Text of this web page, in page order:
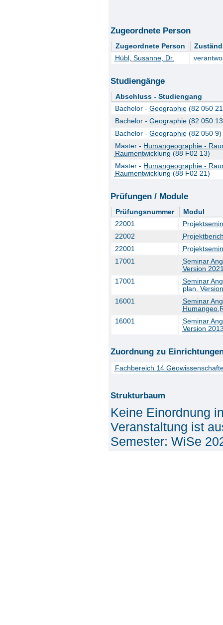
Zugeordnete Person
Zugeordnete Person
Hübl, Susanne, Dr.
Studiengänge
Abschluss - Studiengang
Bachelor - Geographie(82 050
Bachelor - Geographie(82 050
Bachelor - Geographie(82 050 9)
Master - Humangeographie -
Raumentwicklung (88 F02 13)
Master - Humangeographie -
Raumentwicklung (88 F02 21)
Prüfungen / Module
Prüfungsnummer
Modul
22001
22002
22001
17001
Seminar
Version
17001
Seminar
plan.
16001
Seminar
16001
Seminar
Version
Zuordnung zu
Fachbereich 14
Strukturbaum
Keine Einordnung
Veranstaltung ist
Semester: WiSe